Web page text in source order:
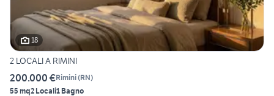
18
2 LOCALI A RIMINI
200.000 €Rimini(RN)
55 mq2 Locali1 Bagno